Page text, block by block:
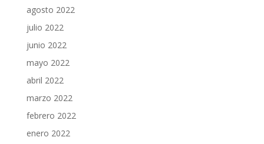
agosto 2022
julio 2022
junio 2022
mayo 2022
abril 2022
marzo 2022
febrero 2022
enero 2022